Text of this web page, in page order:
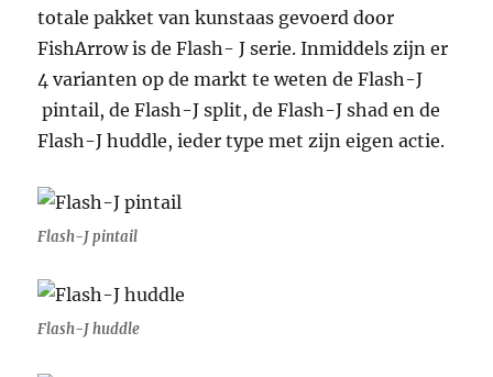
totale pakket van kunstaas gevoerd door
FishArrow is de Flash- J serie. Inmiddels zijn er
4 varianten op de markt te weten de Flash-J
pintail, de Flash-J split, de Flash-J shad en de
Flash-J huddle, ieder type met zijn eigen actie.
Flash-J pintail
Flash-J huddle